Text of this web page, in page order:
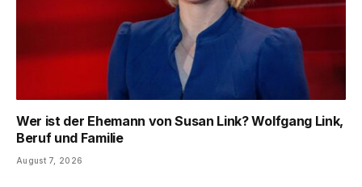
Wer ist der Ehemann von Susan Link? Wolfgang Link,
Beruf und Familie
August 7, 2026